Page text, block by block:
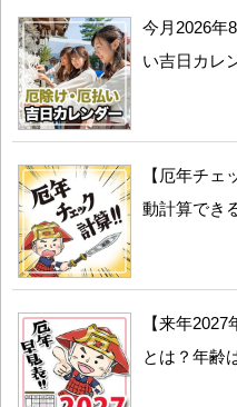
今月2026年
い吉日カレ
【厄年チェ
動計算でき
【来年
とは？年齢